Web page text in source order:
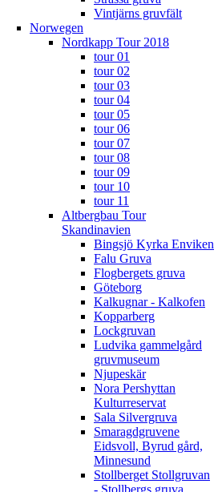
Vintjärns gruvfält
Norwegen
Nordkapp Tour 2018
tour 01
tour 02
tour 03
tour 04
tour 05
tour 06
tour 07
tour 08
tour 09
tour 10
tour 11
Altbergbau Tour
Skandinavien
Bingsjö Kyrka Enviken
Falu Gruva
Flogbergets gruva
Göteborg
Kalkugnar - Kalkofen
Kopparberg
Lockgruvan
Ludvika gammelgård
gruvmuseum
Njupeskär
Nora Pershyttan
Kulturreservat
Sala Silvergruva
Smaragdgruvene
Eidsvoll, Byrud gård,
Minnesund
Stollberget Stollgruvan
- Stollbergs gruva